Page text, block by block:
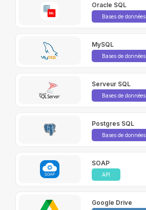
Oracle SQL
Bases de données
MySQL
Bases de données
Serveur SQL
Bases de données
Postgres SQL
Bases de données
SOAP
API
Google Drive